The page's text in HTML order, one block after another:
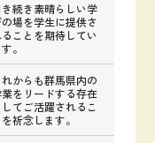
続き素晴らしい学
の場を学生に提供さ
ことを期待してい
。
れからも群馬県内の
業をリードする存在
してご活躍されるこ
を祈念します。